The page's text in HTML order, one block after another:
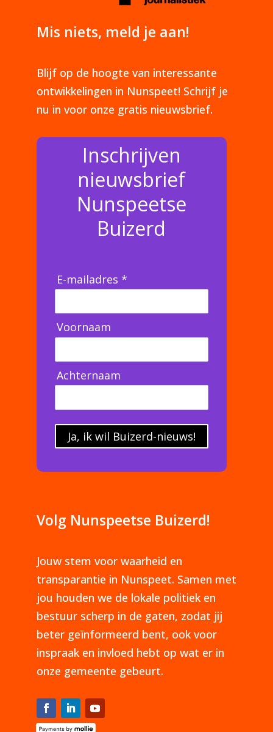
Mis niets, meld je aan!
Blijf op de hoogte van interessante
ontwikkelingen in Nunspeet! Schrijf je
nu in voor onze gratis nieuwsbrief.
Inschrijven
nieuwsbrief
Nunspeetse
Buizerd
E-mailadres *
Voornaam
Achternaam
Ja, ik wil Buizerd-nieuws!
Volg Nunspeetse Buizerd!
Jouw stem voor waarheid en
transparantie in Nunspeet. Samen met
jou houden we de lokale politiek en
bestuur scherp in de gaten, zodat jij
beter geïnformeerd bent, ook voor
inspraak en invloed hebt op wat er in
onze gemeente gebeurt.